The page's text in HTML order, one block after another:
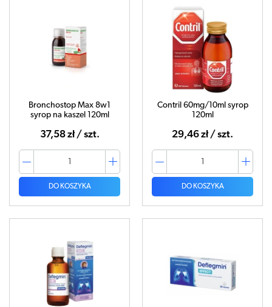
Bronchostop Max 8w1
syrop na kaszel 120ml
37,58 zł / szt.
DO KOSZYKA
Contril 60mg/10ml syrop
120ml
29,46 zł / szt.
DO KOSZYKA